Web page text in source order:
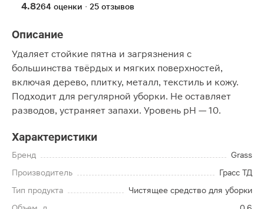
4.8264 оценки · 25 отзывов
Описание
Удаляет стойкие пятна и загрязнения с
большинства твёрдых и мягких поверхностей,
включая дерево, плитку, металл, текстиль и кожу.
Подходит для регулярной уборки. Не оставляет
разводов, устраняет запахи. Уровень pH — 10.
Характеристики
Бренд
Grass
Производитель
Грасс ТД
Тип продукта
Чистящее средство для уборки